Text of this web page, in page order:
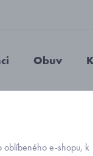
Obuv
Objednávací
oblíbeného e-shopu, k